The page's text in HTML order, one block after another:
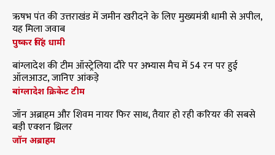
ऋषभ पंत की उत्तराखंड में जमीन खरीदने के लिए मुख्यमंत्री धामी से अपील,
यह मिला जवाब
पुष्कर सिंह धामी
बांग्लादेश की टीम ऑस्ट्रेलिया दौरे पर अभ्यास मैच में 54 रन पर हुई
ऑलआउट, जानिए आंकड़े
बांग्लादेश क्रिकेट टीम
जॉन अब्राहम और शिवम नायर फिर साथ, तैयार हो रही करियर की सबसे
बड़ी एक्शन थ्रिलर
जॉन अब्राहम